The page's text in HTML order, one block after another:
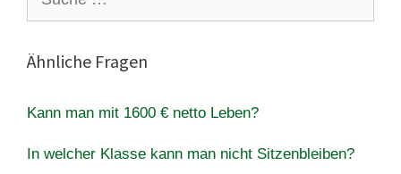
nach:
Ähnliche Fragen
Kann man mit 1600 € netto Leben?
In welcher Klasse kann man nicht Sitzenbleiben?